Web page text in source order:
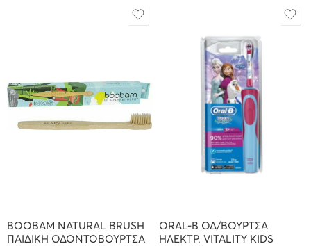
BOOBAM NATURAL BRUSH
ΠΑΙΔΙΚΗ ΟΔΟΝΤΟΒΟΥΡΤΣΑ
ORAL-B ΟΔ/ΒΟΥΡΤΣΑ
ΗΛΕΚΤΡ. VITALITY KIDS